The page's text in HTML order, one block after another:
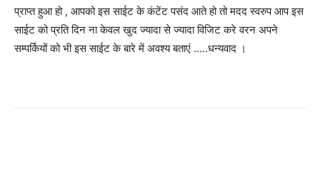
प्राप्त हुआ हो , आपको इस साईट के कंटेंट पसंद आते हो तो मदद स्वरुप आप इस
साईट को प्रति दिन ना केवल खुद ज्यादा से ज्यादा विजिट करे वरन अपने
सम्पर्कियों को भी इस साईट के बारे में अवश्य बताएं …..धन्यवाद ।